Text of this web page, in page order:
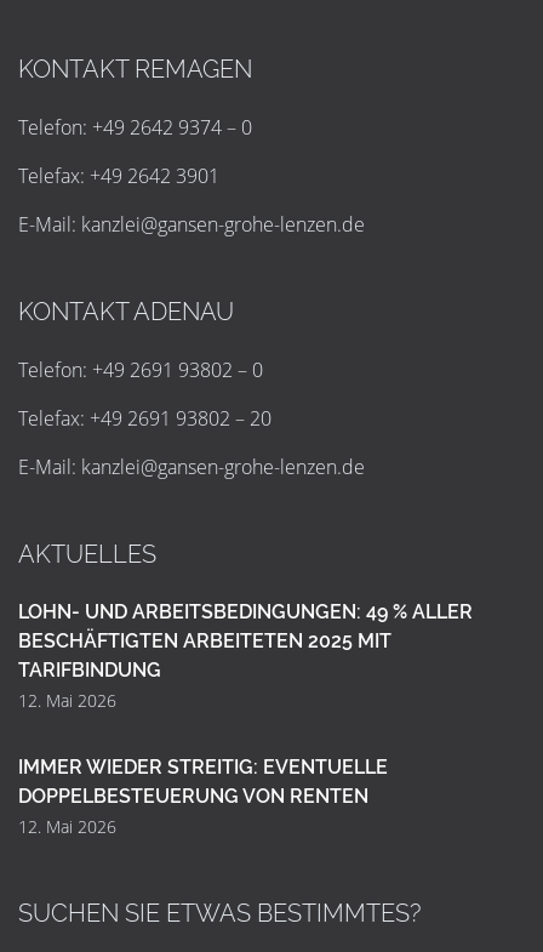
KONTAKT REMAGEN
Telefon: +49 2642 9374 – 0
Telefax: +49 2642 3901
E-Mail: kanzlei@gansen-grohe-lenzen.de
KONTAKT ADENAU
Telefon: +49 2691 93802 – 0
Telefax: +49 2691 93802 – 20
E-Mail: kanzlei@gansen-grohe-lenzen.de
AKTUELLES
LOHN- UND ARBEITSBEDINGUNGEN: 49 % ALLER
BESCHÄFTIGTEN ARBEITETEN 2025 MIT
TARIFBINDUNG
12. Mai 2026
IMMER WIEDER STREITIG: EVENTUELLE
DOPPELBESTEUERUNG VON RENTEN
12. Mai 2026
SUCHEN SIE ETWAS BESTIMMTES?